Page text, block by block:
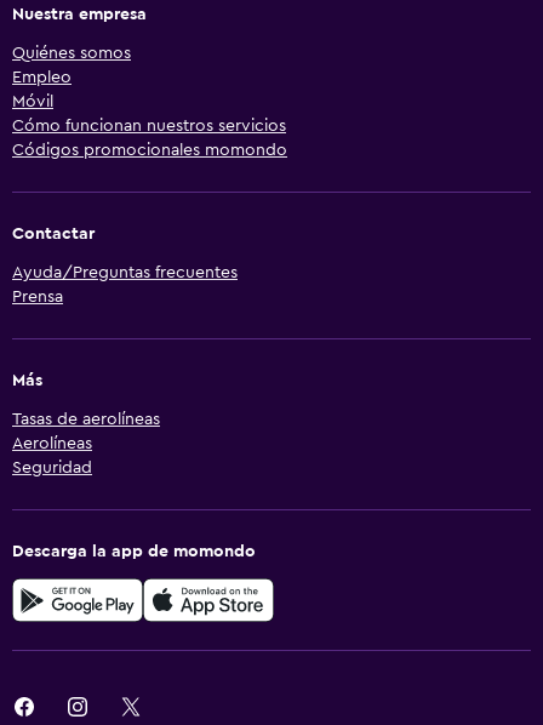
Nuestra empresa
Quiénes somos
Empleo
Móvil
Cómo funcionan nuestros servicios
Códigos promocionales momondo
Contactar
Ayuda/Preguntas frecuentes
Prensa
Más
Tasas de aerolíneas
Aerolíneas
Seguridad
Descarga la app de momondo